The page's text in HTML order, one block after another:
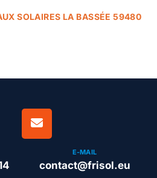
SOLAIRES LA BASSÉE 59480
E-MAIL
contact@frisol.eu